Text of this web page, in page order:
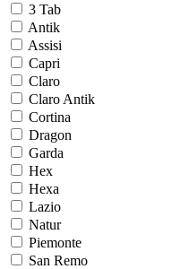
3 Tab
Antik
Assisi
Capri
Claro
Claro Antik
Cortina
Dragon
Garda
Hex
Hexa
Lazio
Natur
Piemonte
San Remo